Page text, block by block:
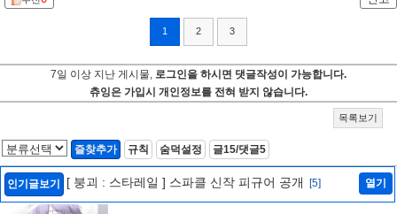
1 2 3
7일 이상 지난 게시물, 로그인을 하시면 댓글작성이 가능합니다.
츄잉은 가입시 개인정보를 전혀 받지 않습니다.
목록보기
즐찾추가 규칙 숨덕설정 글15/댓글5
인기글보기 [ 붕괴 : 스타레일 ] 스파클 신작 피규어 공개 [5] 열기